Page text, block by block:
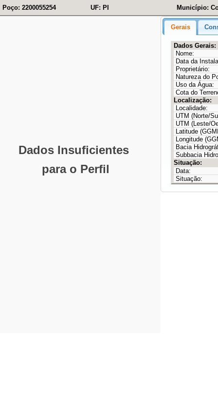
Poço: 2200055254 UF: PI Município:
Gerais
Dados Gerais:
Nome:
Data da
Proprietário:
Natureza do
Uso da Água:
Cota do
Localização:
Localidade:
UTM (Norte/
UTM (Leste/
Latitude
Longitude
Bacia
Subbacia
Situação:
Data:
Situação: